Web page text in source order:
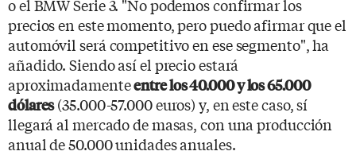
o el BMW Serie 3. "No podemos confirmar los
precios en este momento, pero puedo afirmar que el
automóvil será competitivo en ese segmento", ha
añadido. Siendo así el precio estará
aproximadamenteentre los 40.000 y los 65.000
dólares(35.000-57.000 euros) y, en este caso, sí
llegará al mercado de masas, con una producción
anual de 50.000 unidades anuales.